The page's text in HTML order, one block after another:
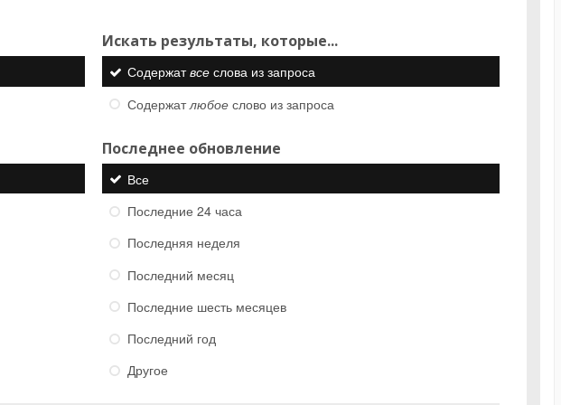
Искать результаты, которые...
Содержатвсеслова из запроса
Содержатлюбоеслово из запроса
Последнее обновление
Все
Последние 24 часа
Последняя неделя
Последний месяц
Последние шесть месяцев
Последний год
Другое